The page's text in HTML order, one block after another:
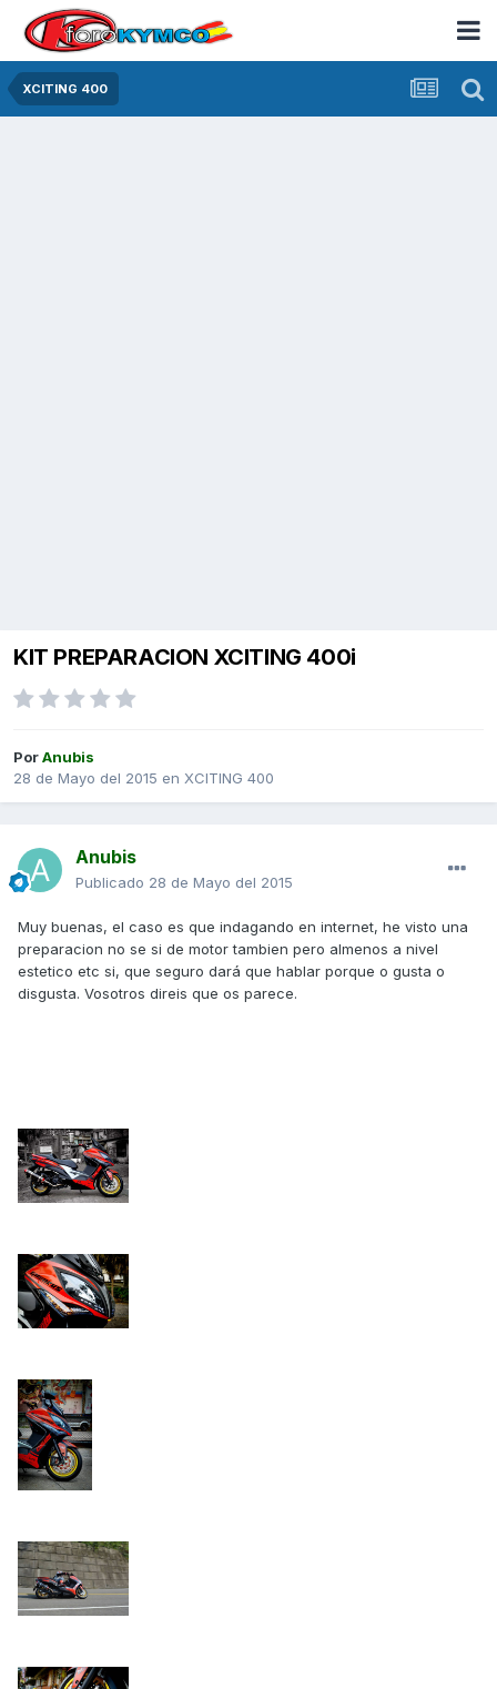
XCITING 400
KIT PREPARACION XCITING 400i
PorAnubis
28 de Mayo del 2015 en XCITING 400
Anubis
Publicado 28 de Mayo del 2015
Muy buenas, el caso es que indagando en internet, he visto una
preparacion no se si de motor tambien pero almenos a nivel
estetico etc si, que seguro dará que hablar porque o gusta o
disgusta. Vosotros direis que os parece.